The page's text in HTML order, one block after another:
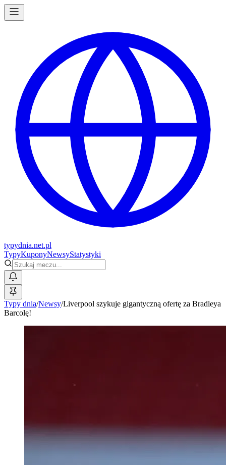
typydnia.net.pl
TypyKuponyNewsyStatystyki
Typy dnia/Newsy/Liverpool szykuje gigantyczną ofertę za Bradleya
Barcolę!